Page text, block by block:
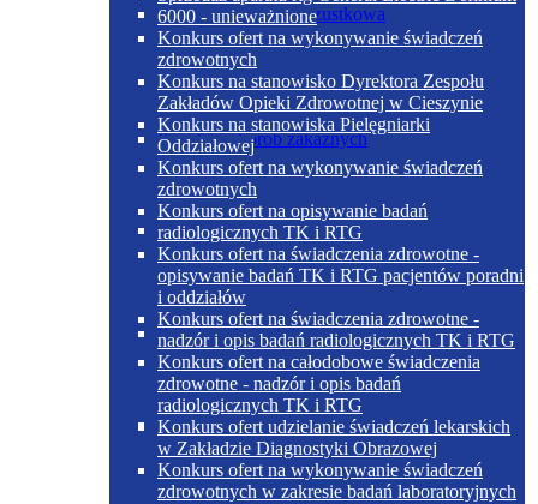
Poradnia chorób zakaźnych
Poradnia dermatologiczna
Dieta cukrzycowo-trzustkowa
Dieta papkowata
Dieta płynna
6000 - unieważnione
Konkurs ofert na wykonywanie świadczeń
zdrowotnych
Konkurs na stanowisko Dyrektora Zespołu
Zakładów Opieki Zdrowotnej w Cieszynie
Konkurs na stanowiska Pielęgniarki
Oddziałowej
Konkurs ofert na wykonywanie świadczeń
zdrowotnych
Konkurs ofert na opisywanie badań
radiologicznych TK i RTG
Konkurs ofert na świadczenia zdrowotne -
opisywanie badań TK i RTG pacjentów poradni
i oddziałów
Konkurs ofert na świadczenia zdrowotne -
nadzór i opis badań radiologicznych TK i RTG
Konkurs ofert na całodobowe świadczenia
zdrowotne - nadzór i opis badań
radiologicznych TK i RTG
Konkurs ofert udzielanie świadczeń lekarskich
w Zakładzie Diagnostyki Obrazowej
Konkurs ofert na wykonywanie świadczeń
zdrowotnych w zakresie badań laboratoryjnych